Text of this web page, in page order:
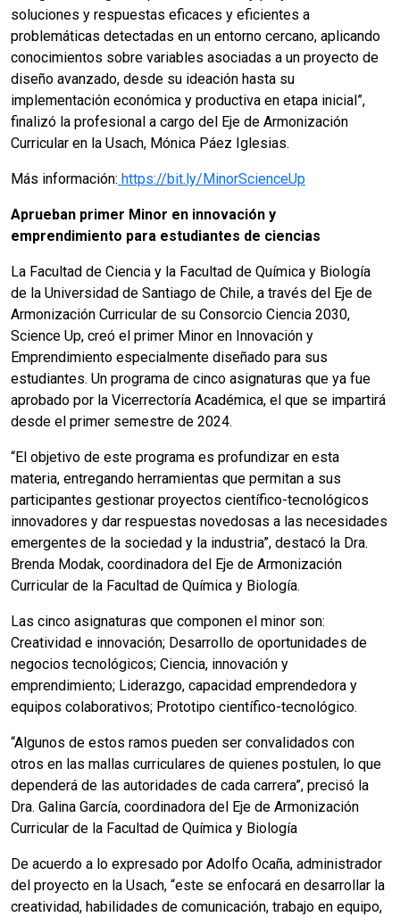
soluciones y respuestas eficaces y eficientes a
problemáticas detectadas en un entorno cercano, aplicando
conocimientos sobre variables asociadas a un proyecto de
diseño avanzado, desde su ideación hasta su
implementación económica y productiva en etapa inicial”,
finalizó la profesional a cargo del Eje de Armonización
Curricular en la Usach, Mónica Páez Iglesias.
Más información: https://bit.ly/MinorScienceUp
Aprueban primer Minor en innovación y
emprendimiento para estudiantes de ciencias
La Facultad de Ciencia y la Facultad de Química y Biología
de la Universidad de Santiago de Chile, a través del Eje de
Armonización Curricular de su Consorcio Ciencia 2030,
Science Up, creó el primer Minor en Innovación y
Emprendimiento especialmente diseñado para sus
estudiantes. Un programa de cinco asignaturas que ya fue
aprobado por la Vicerrectoría Académica, el que se impartirá
desde el primer semestre de 2024.
“El objetivo de este programa es profundizar en esta
materia, entregando herramientas que permitan a sus
participantes gestionar proyectos científico-tecnológicos
innovadores y dar respuestas novedosas a las necesidades
emergentes de la sociedad y la industria”, destacó la Dra.
Brenda Modak, coordinadora del Eje de Armonización
Curricular de la Facultad de Química y Biología.
Las cinco asignaturas que componen el minor son:
Creatividad e innovación; Desarrollo de oportunidades de
negocios tecnológicos; Ciencia, innovación y
emprendimiento; Liderazgo, capacidad emprendedora y
equipos colaborativos; Prototipo científico-tecnológico.
“Algunos de estos ramos pueden ser convalidados con
otros en las mallas curriculares de quienes postulen, lo que
dependerá de las autoridades de cada carrera”, precisó la
Dra. Galina García, coordinadora del Eje de Armonización
Curricular de la Facultad de Química y Biología
De acuerdo a lo expresado por Adolfo Ocaña, administrador
del proyecto en la Usach, “este se enfocará en desarrollar la
creatividad, habilidades de comunicación, trabajo en equipo,